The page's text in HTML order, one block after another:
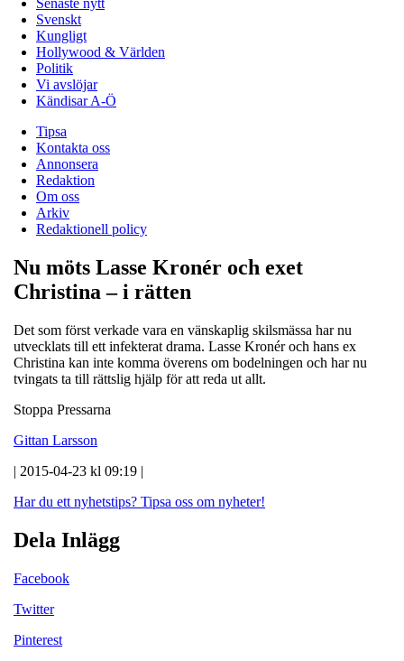
Senaste nytt
Svenskt
Kungligt
Hollywood & Världen
Politik
Vi avslöjar
Kändisar A-Ö
Tipsa
Kontakta oss
Annonsera
Redaktion
Om oss
Arkiv
Redaktionell policy
Nu möts Lasse Kronér och exet
Christina – i rätten
Det som först verkade vara en vänskaplig skilsmässa har nu
utvecklats till ett infekterat drama. Lasse Kronér och hans ex
Christina kan inte komma överens om bodelningen och har nu
tvingats ta till rättslig hjälp för att reda ut allt.
Stoppa Pressarna
Gittan Larsson
| 2015-04-23 kl 09:19 |
Har du ett nyhetstips? Tipsa oss om nyheter!
Dela Inlägg
Facebook
Twitter
Pinterest